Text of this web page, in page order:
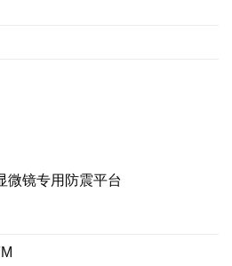
微镜专用防震平台